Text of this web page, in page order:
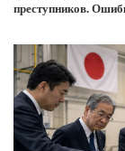
преступников.